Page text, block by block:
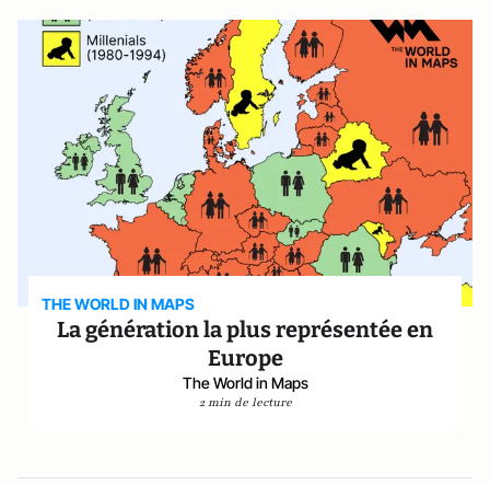
THE WORLD IN MAPS
La génération la plus représentée en
Europe
The World in Maps
2 min de lecture